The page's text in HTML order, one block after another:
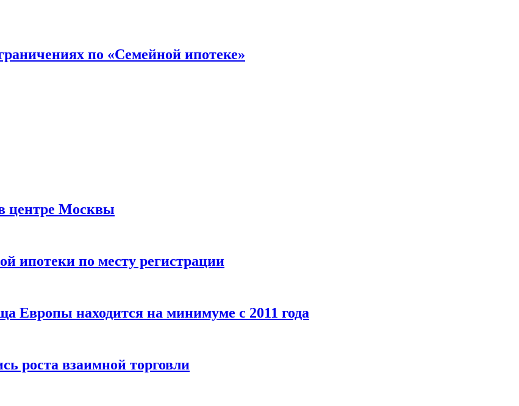
по «Семейной ипотеке»
центре Москвы
ипотеки по месту регистрации
Европы находится на минимуме с 2011 года
роста взаимной торговли